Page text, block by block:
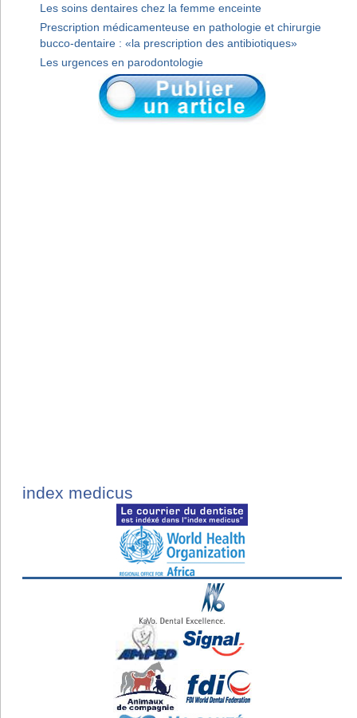
Les soins dentaires chez la femme enceinte
Prescription médicamenteuse en pathologie et chirurgie
bucco-dentaire : «la prescription des antibiotiques»
Les urgences en parodontologie
index medicus